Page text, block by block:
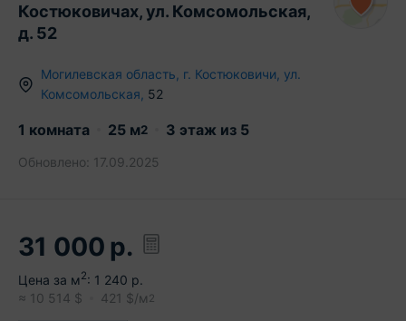
Костюковичах, ул. Комсомольская,
д. 52
Могилевская область г. Костюковичи ул.
Комсомольская 52
1 комната 25 м2 3 этаж из 5
Обновлено: 17.09.2025
31 000 р.
Цена за м2: 1 240 р.
≈ 10 514 $ 421 $/м 2